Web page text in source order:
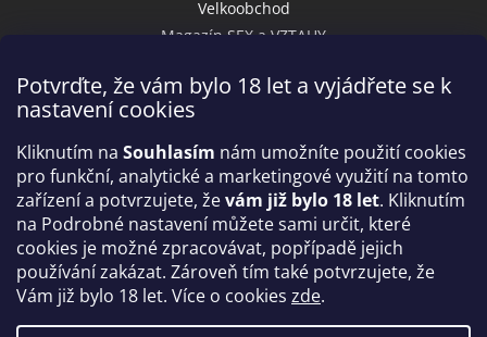
Potvrďte, že vám bylo 18 let a vyjádřete se k
nastavení cookies
Kliknutím na Souhlasím nám umožníte použití cookies
pro funkční, analytické a marketingové využití na tomto
zařízení a potvrzujete, ževám již bylo 18 let. Kliknutím
na Podrobné nastavení můžete sami určit, které
cookies je možné zpracovávat, popřípadě jejich
používání zakázat. Zároveň tím také potvrzujete, že
Vám již bylo 18 let. Více o cookies zde.
Velkoobchod
Magazín SEX a VZTAHY
Přijímáme online platby